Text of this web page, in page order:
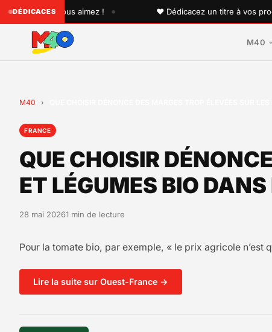
DÉDICACES
que vous aimez ! • ♥ Dédicacez un titre à vos proches
M40
M40 ›
FRANCE
QUE CHOISIR
ET LÉGUMES BIO
28 mai 20261 min de lecture
Pour la tomate bio, par exemple, « le prix agricole
Lire la suite sur Ouest-France →